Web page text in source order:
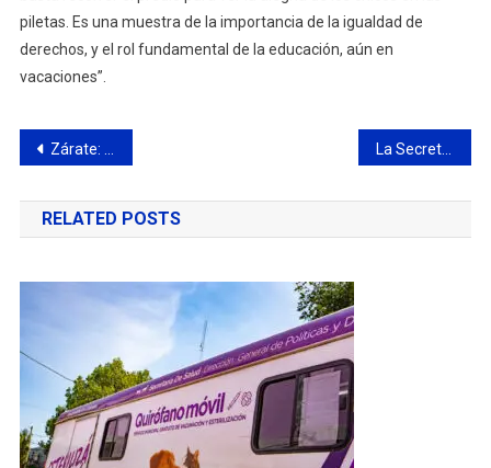
piletas. Es una muestra de la importancia de la igualdad de
derechos, y el rol fundamental de la educación, aún en
vacaciones”.
Navegación
de
entradas
Zárate: se atrincheró y amenazó con quitarse la vida La Secretaría de Salud brinda recomendaciones para tener en cuenta ante las altas temperaturas
RELATED POSTS